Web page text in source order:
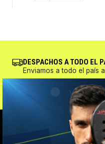
DESPACHOS A TODO EL
Enviamos a todo el país